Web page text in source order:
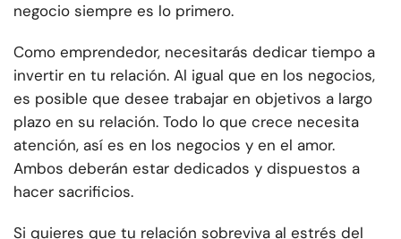
negocio siempre es lo primero.
Como emprendedor, necesitarás dedicar tiempo a
invertir en tu relación. Al igual que en los negocios,
es posible que desee trabajar en objetivos a largo
plazo en su relación. Todo lo que crece necesita
atención, así es en los negocios y en el amor.
Ambos deberán estar dedicados y dispuestos a
hacer sacrificios.
Si quieres que tu relación sobreviva al estrés del